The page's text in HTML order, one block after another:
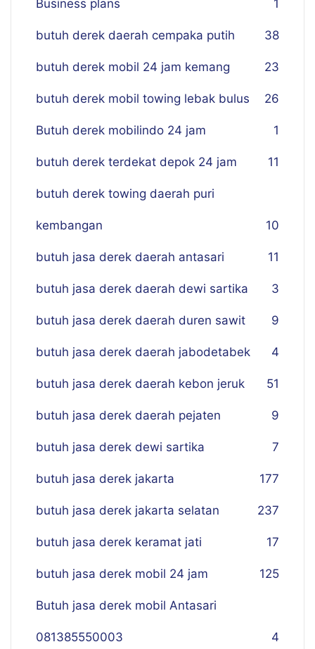
Business plans 1
butuh derek daerah cempaka putih 38
butuh derek mobil 24 jam kemang 23
butuh derek mobil towing lebak bulus 26
Butuh derek mobilindo 24 jam 1
butuh derek terdekat depok 24 jam 11
butuh derek towing daerah puri
kembangan 10
butuh jasa derek daerah antasari 11
butuh jasa derek daerah dewi sartika 3
butuh jasa derek daerah duren sawit 9
butuh jasa derek daerah jabodetabek 4
butuh jasa derek daerah kebon jeruk 51
butuh jasa derek daerah pejaten 9
butuh jasa derek dewi sartika 7
butuh jasa derek jakarta 177
butuh jasa derek jakarta selatan 237
butuh jasa derek keramat jati 17
butuh jasa derek mobil 24 jam 125
Butuh jasa derek mobil Antasari
081385550003 4